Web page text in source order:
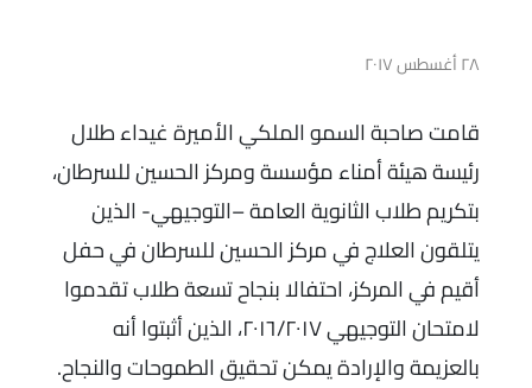
٢٨ أغسطس ٢٠١٧
قامت صاحبة السمو الملكي الأميرة غيداء طلال
رئيسة هيئة أمناء مؤسسة ومركز الحسين للسرطان،
بتكريم طلاب الثانوية العامة –التوجيهي- الذين
يتلقون العلاج في مركز الحسين للسرطان في حفل
أقيم في المركز، احتفالا بنجاح تسعة طلاب تقدموا
لامتحان التوجيهي ٢٠١٦/٢٠١٧، الذين أثبتوا أنه
بالعزيمة والإرادة يمكن تحقيق الطموحات والنجاح.